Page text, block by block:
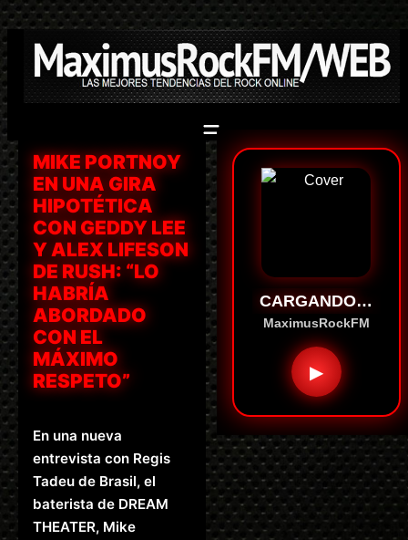
Saltar
al
contenido
MIKE PORTNOY
EN UNA GIRA
HIPOTÉTICA
CON GEDDY LEE
Y ALEX LIFESON
DE RUSH: “LO
HABRÍA
ABORDADO
CON EL
MÁXIMO
RESPETO”
En una nueva
entrevista con Regis
Tadeu de Brasil, el
baterista de DREAM
THEATER, Mike
CARGANDO…
MaximusRockFM
▶